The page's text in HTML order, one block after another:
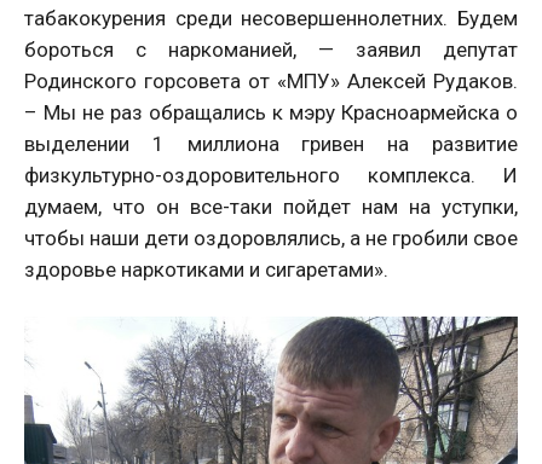
табакокурения среди несовершеннолетних. Будем
бороться с наркоманией, — заявил депутат
Родинского горсовета от «МПУ» Алексей Рудаков.
– Мы не раз обращались к мэру Красноармейска о
выделении 1 миллиона гривен на развитие
физкультурно-оздоровительного комплекса. И
думаем, что он все-таки пойдет нам на уступки,
чтобы наши дети оздоровлялись, а не гробили свое
здоровье наркотиками и сигаретами».